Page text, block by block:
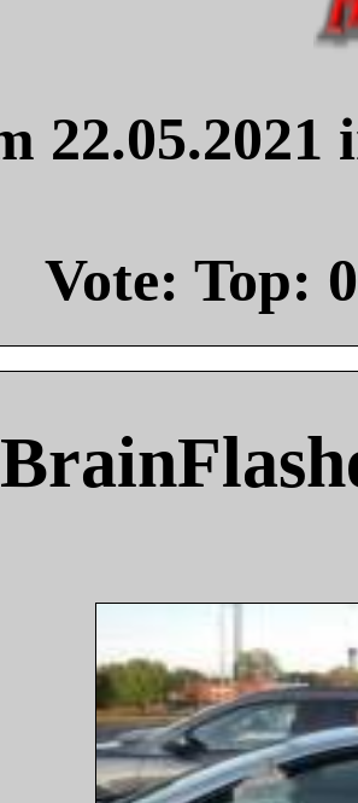
Vote: Top: 0